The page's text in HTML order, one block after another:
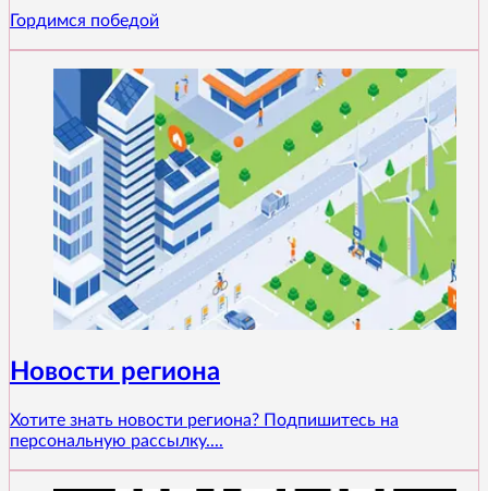
Гордимся победой
Новости региона
Хотите знать новости региона? Подпишитесь на
персональную рассылку....